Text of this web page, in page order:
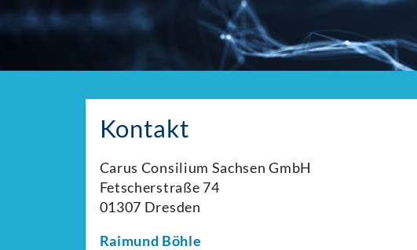
Kontakt
Carus Consilium Sachsen GmbH
Fetscherstraße 74
01307 Dresden
Raimund Böhle